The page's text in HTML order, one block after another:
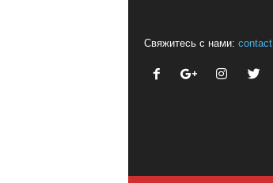
Свяжитесь с нами: